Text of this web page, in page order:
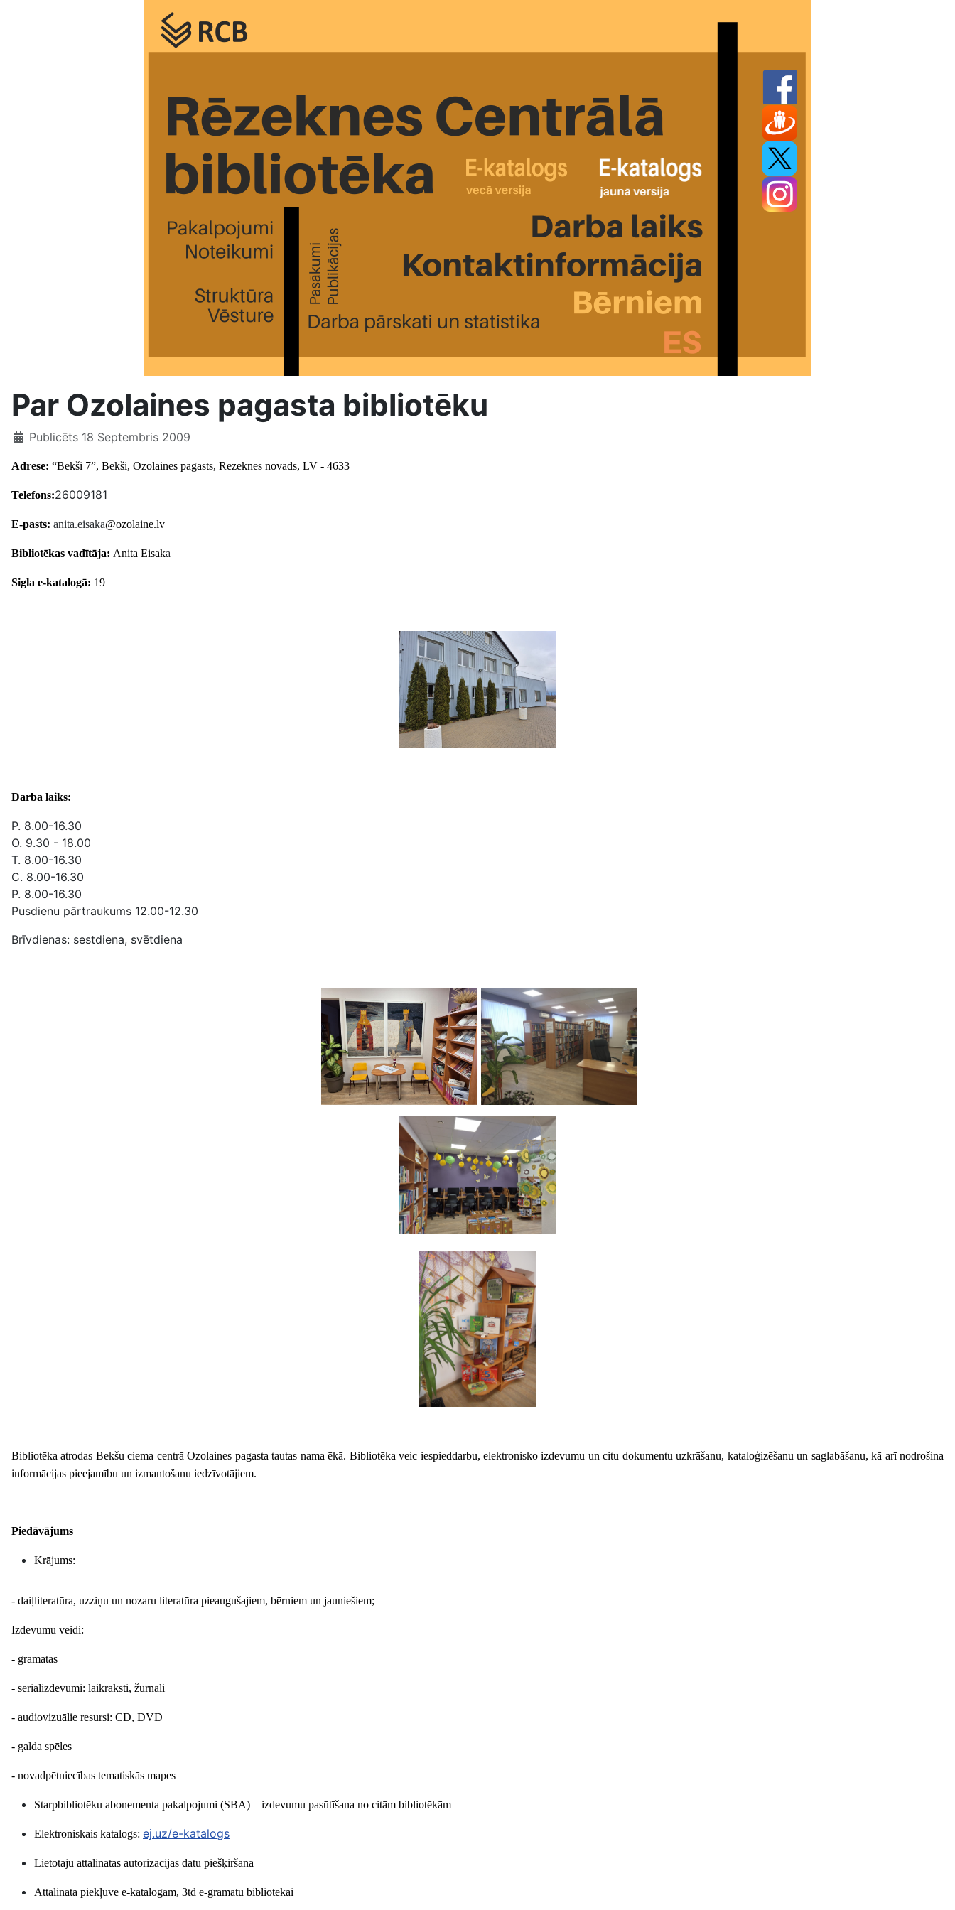
Par Ozolaines pagasta bibliotēku
Publicēts 18 Septembris 2009
Adrese: “Bekši 7”, Bekši, Ozolaines pagasts, Rēzeknes novads, LV - 4633
Telefons:26009181
E-pasts: anita.eisaka@ozolaine.lv
Bibliotēkas vadītāja: Anita Eisaka
Sigla e-katalogā: 19
Darba laiks:
P. 8.00-16.30
O. 9.30 - 18.00
T. 8.00-16.30
C. 8.00-16.30
P. 8.00-16.30
Pusdienu pārtraukums 12.00-12.30
Brīvdienas: sestdiena, svētdiena
Bibliotēka atrodas Bekšu ciema centrā Ozolaines pagasta tautas nama ēkā. Bibliotēka veic iespieddarbu, elektronisko izdevumu un citu dokumentu uzkrāšanu, kataloģizēšanu un saglabāšanu, kā arī nodrošina
informācijas pieejamību un izmantošanu iedzīvotājiem.
Piedāvājums
Krājums:
- daiļliteratūra, uzziņu un nozaru literatūra pieaugušajiem, bērniem un jauniešiem;
Izdevumu veidi:
- grāmatas
- seriālizdevumi: laikraksti, žurnāli
- audiovizuālie resursi: CD, DVD
- galda spēles
- novadpētniecības tematiskās mapes
Starpbibliotēku abonementa pakalpojumi (SBA) – izdevumu pasūtīšana no citām bibliotēkām
Elektroniskais katalogs: ej.uz/e-katalogs
Lietotāju attālinātas autorizācijas datu piešķiršana
Attālināta piekļuve e-katalogam, 3td e-grāmatu bibliotēkai